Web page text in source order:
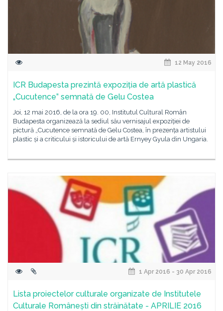
12 May 2016
ICR Budapesta prezintă expoziția de artă plastică
„Cucutence” semnată de Gelu Costea
Joi, 12 mai 2016, de la ora 19. 00, Institutul Cultural Român
Budapesta organizează la sediul său vernisajul expoziției de
pictură „Cucutence semnată de Gelu Costea, în prezența artistului
plastic și a criticului și istoricului de artă Ernyey Gyula din Ungaria.
1 Apr 2016 - 30 Apr 2016
Lista proiectelor culturale organizate de Institutele
Culturale Românești din străinătate - APRILIE 2016